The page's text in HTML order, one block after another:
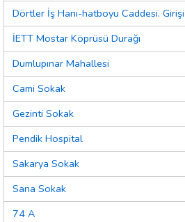
Dörtler İş Hanı-hatboyu Caddesi. Girişi
İETT Mostar Köprüsü Durağı
Dumlupınar Mahallesi
Cami Sokak
Gezinti Sokak
Pendik Hospital
Sakarya Sokak
Sana Sokak
74 A